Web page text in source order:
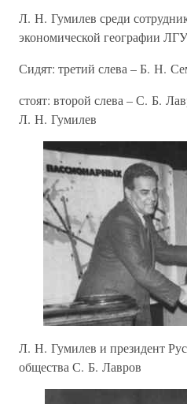
Л. Н. Гумилев среди
экономической географии
Сидят: третий слева – Б. Н.
стоят: второй слева – С. Б.
Л. Н. Гумилев
Л. Н. Гумилев и президент
общества С. Б. Лавров